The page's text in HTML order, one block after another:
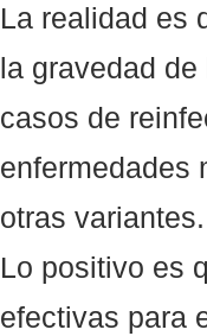
La realidad es
la gravedad
casos de
enfermedades
otras variantes.
Lo positivo es
efectivas para